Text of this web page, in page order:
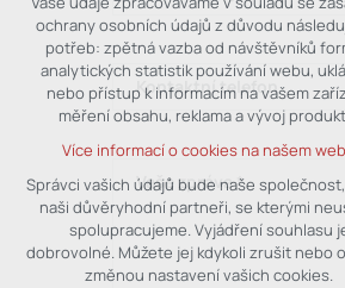
Kontaktní telefon
Vaše zpráva *
Technická cookies
nutná pro provozování webu
udržení kontextu stránek (session):
případná přihlášení, volby jazyka,
Volitelná cookies
analytická pro anonymizované
vyhodnocení návštěvnosti
marketingová cookies (Google)
Více informací o cookies na našem
ochrany osobních údajů z důvodu
potřeb: zpětná vazba od návštěvníků
analytických statistik používání webu,
nebo přístup k informacím na vašem
měření obsahu, reklama a vývoj
Více informací o cookies na našem
Správci vašich údajů bude naše
naši důvěryhodní partneři, se kterými
spolupracujeme. Vyjádření souhlasu
dobrovolné. Můžete jej kdykoli zrušit nebo
změnou nastavení vašich cookies.